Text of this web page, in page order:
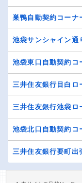
巣鴨自動契約コーナ
池袋サンシャイン通
池袋東口自動契約コ
三井住友銀行目白ロ
三井住友銀行池袋ロ
池袋北口自動契約コ
三井住友銀行要町出